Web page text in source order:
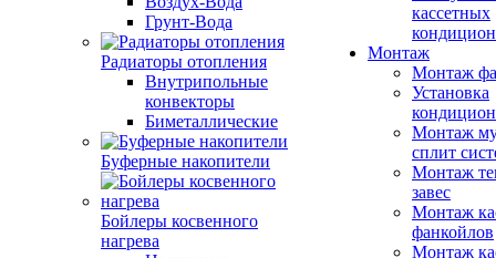
Грунт-Вода
Радиаторы отопления
Внутрипольные
конвекторы
Биметаллические
Буферные накопители
Бойлеры косвенного
нагрева
кассетных
Монтаж
Монтаж
Установка
Монтаж
сплит
Монтаж
завес
Монтаж
фанкойлов
Монтаж